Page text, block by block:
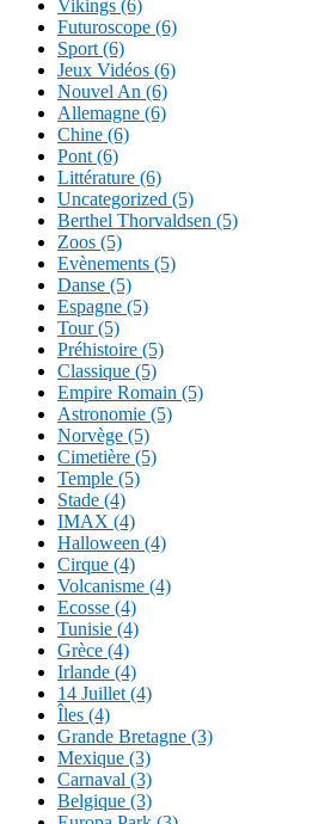
Vikings (6)
Futuroscope (6)
Sport (6)
Jeux Vidéos (6)
Nouvel An (6)
Allemagne (6)
Chine (6)
Pont (6)
Littérature (6)
Uncategorized (5)
Berthel Thorvaldsen (5)
Zoos (5)
Evènements (5)
Danse (5)
Espagne (5)
Tour (5)
Préhistoire (5)
Classique (5)
Empire Romain (5)
Astronomie (5)
Norvège (5)
Cimetière (5)
Temple (5)
Stade (4)
IMAX (4)
Halloween (4)
Cirque (4)
Volcanisme (4)
Ecosse (4)
Tunisie (4)
Grèce (4)
Irlande (4)
14 Juillet (4)
Îles (4)
Grande Bretagne (3)
Mexique (3)
Carnaval (3)
Belgique (3)